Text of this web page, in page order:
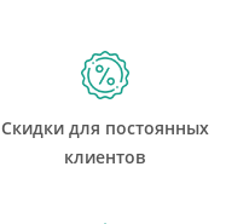
Скидки для постоянных
клиентов